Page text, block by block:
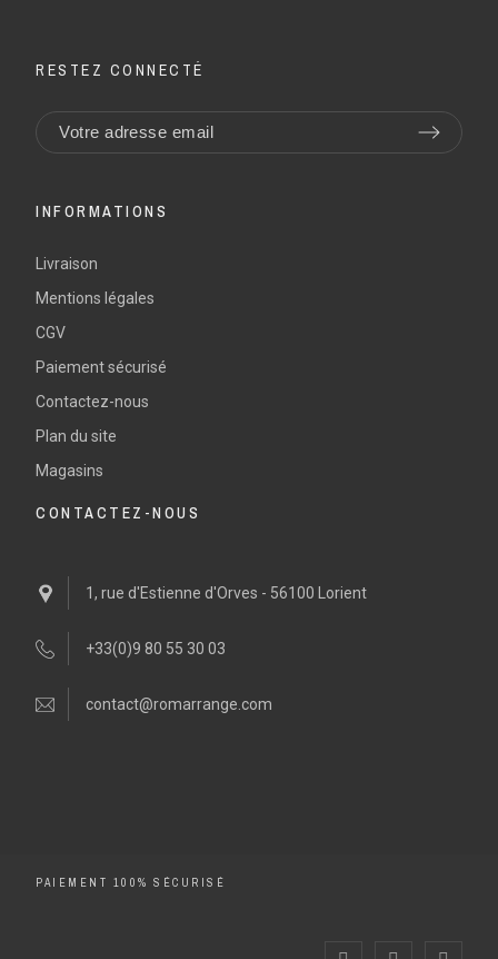
RESTEZ CONNECTÉ
INFORMATIONS
Livraison
Mentions légales
CGV
Paiement sécurisé
Contactez-nous
Plan du site
Magasins
CONTACTEZ-NOUS
1, rue d'Estienne d'Orves - 56100 Lorient
+33(0)9 80 55 30 03
contact@romarrange.com
PAIEMENT 100% SÉCURISÉ